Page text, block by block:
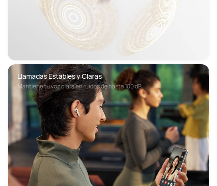
Llamadas Estables y Claras
Mantiene tu voz clara en ruidos de hasta 100 dB